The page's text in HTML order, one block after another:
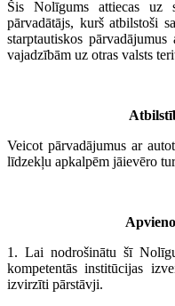
Šis Nolīgums attiecas uz
pārvadātājs, kurš atbilstoši
starptautiskos
vajadzībām uz otras valsts
Veicot pārvadājumus ar
līdzekļu apkalpēm jāievēro
1. Lai nodrošinātu šī
kompetentās institūcijas
izvirzīti pārstāvji.